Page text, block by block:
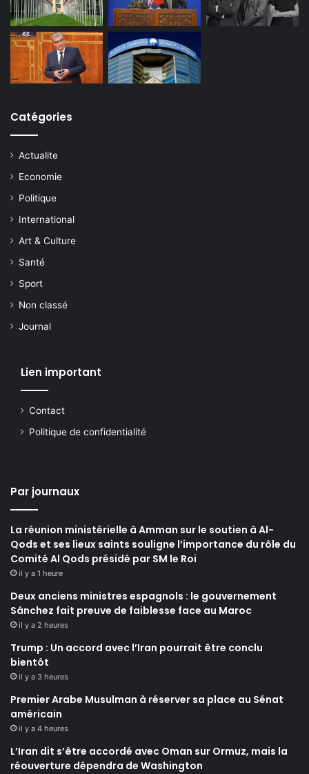
Catégories
Actualite
Economie
Politique
International
Art & Culture
Santé
Sport
Non classé
Journal
Lien important
Contact
Politique de confidentialité
Par journaux
La réunion ministérielle à Amman sur le soutien à Al-
Qods et ses lieux saints souligne l’importance du rôle du
Comité Al Qods présidé par SM le Roi
il y a 1 heure
Deux anciens ministres espagnols : le gouvernement
Sánchez fait preuve de faiblesse face au Maroc
il y a 2 heures
Trump : Un accord avec l’Iran pourrait être conclu
bientôt
il y a 3 heures
Premier Arabe Musulman à réserver sa place au Sénat
américain
il y a 4 heures
L’Iran dit s’être accordé avec Oman sur Ormuz, mais la
réouverture dépendra de Washington